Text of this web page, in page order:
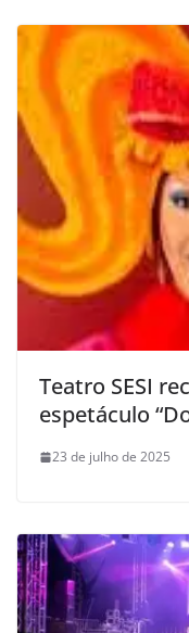
Teatro SESI
espetáculo
23 de julho de 2025